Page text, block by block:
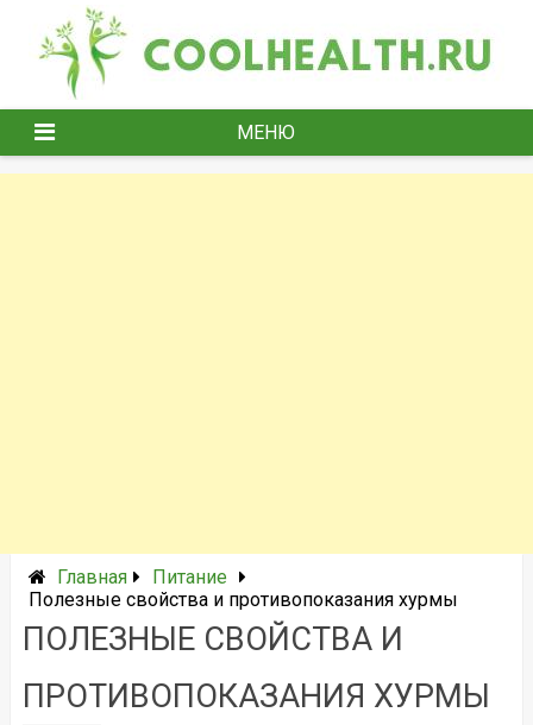
содержимому
МЕНЮ
Главная
Питание
Полезные свойства и противопоказания хурмы
ПОЛЕЗНЫЕ СВОЙСТВА И
ПРОТИВОПОКАЗАНИЯ ХУРМЫ